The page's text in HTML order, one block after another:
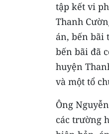
tập kết vi
Thanh
án, bến bãi
bến bãi đã
huyện
và một tổ
Ông
các trường